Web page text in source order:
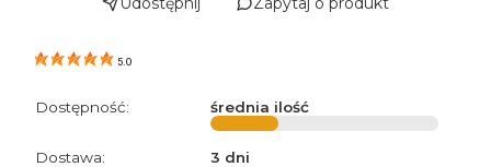
5.0
Dostępność: średnia ilość
Dostawa:
3 dni